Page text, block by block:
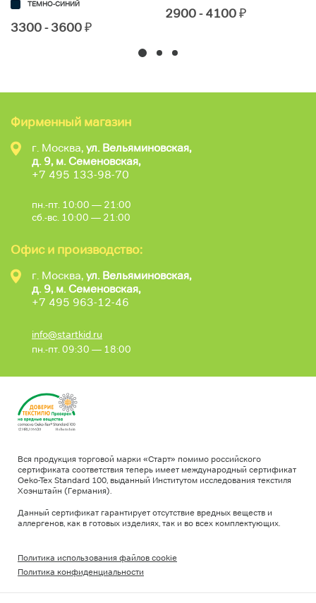
ТЕМНО-СИНИЙ
3300 - 3600₽
2900 - 4100₽
Фирменный магазин
г. Москва, ул. Вельяминовская,
д. 9, м. Семеновская,
+7 495 133-98-70
пн.-пт. 10:00 — 21:00
сб.-вс. 10:00 — 21:00
Офис и производство:
г. Москва, ул. Вельяминовская,
д. 9, м. Семеновская,
+7 495 963-12-46
info@startkid.ru
пн.-пт. 09:30 — 18:00
Вся продукция торговой марки «Старт» помимо российского
сертификата соответствия теперь имеет международный сертификат
Oeko-Tex Standard 100, выданный Институтом исследования текстиля
Хоэнштайн (Германия).
Данный сертификат гарантирует отсутствие вредных веществ и
аллергенов, как в готовых изделиях, так и во всех комплектующих.
Политика использования файлов cookie
Политика конфиденциальности